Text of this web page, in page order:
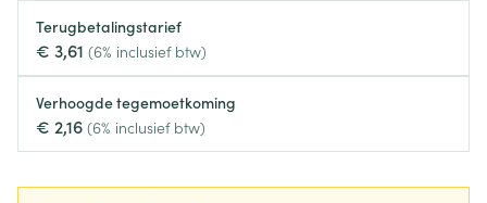
Terugbetalingstarief
€ 3,61 (6% inclusief btw)
Verhoogde tegemoetkoming
€ 2,16 (6% inclusief btw)